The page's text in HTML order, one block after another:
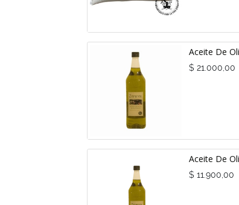
Aceite De
$ 21.000,00
Aceite De
$ 11.900,00